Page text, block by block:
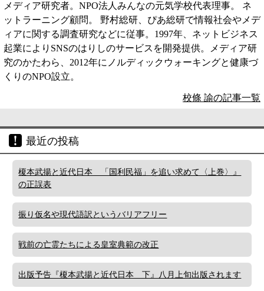
メディア研究者。NPO法人みんなの元気学校代表理事。 ネ
ットラーニング顧問。 野村総研、ぴあ総研で情報社会やメデ
ィアに関する調査研究などに従事。1997年、ネットビジネス
起業によりSNSのはりしのサービスを開発提供。メディア研
究のかたわら、2012年にノルディックウォーキングと健康づ
くりのNPO設立。
校條 諭の記事一覧
最近の投稿
榎本武揚と近代日本 「国利民福」を追い求めて〈上巻〉』
の正誤表
振り仮名や現代語訳というバリアフリー
戦前の亡霊たちによる皇室典範の改正
出版予告『榎本武揚と近代日本 下』八月上旬出版されます